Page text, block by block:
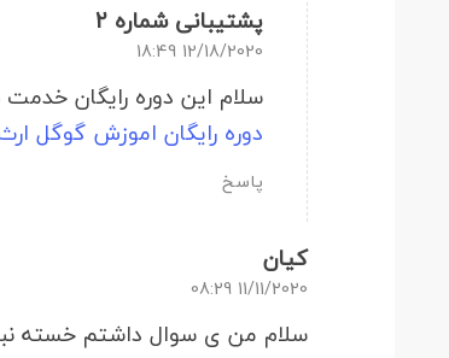
پشتیبانی شماره 2
12/18/2020 18:49
سلام این دوره رایگان
دوره رایگان اموزش گوگل
پاسخ
کیان
11/11/2020 08:29
سلام من ی سوال داشتم خسته